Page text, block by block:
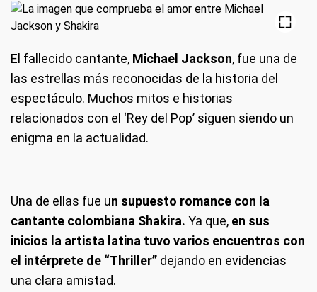
El fallecido cantante, Michael Jackson, fue una de
las estrellas más reconocidas de la historia del
espectáculo. Muchos mitos e historias
relacionados con el ‘Rey del Pop’ siguen siendo un
enigma en la actualidad.
Una de ellas fue un supuesto romance con la
cantante colombiana Shakira. Ya que, en sus
inicios la artista latina tuvo varios encuentros con
el intérprete de “Thriller” dejando en evidencias
una clara amistad.